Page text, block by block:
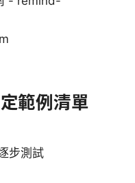
範例清單
步測試